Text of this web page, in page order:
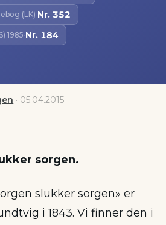
(LK)·Nr. 352
1985·Nr. 184
· 05.04.2015
sorgen.
slukker sorgen» er
i 1843. Vi finner den i